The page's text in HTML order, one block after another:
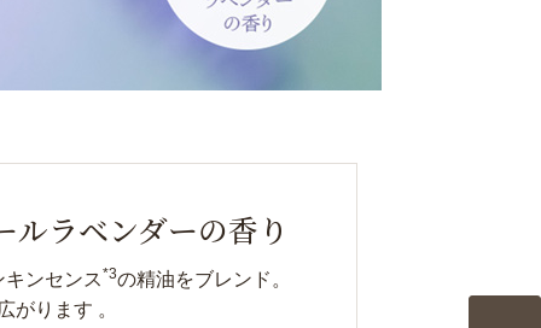
ルラベンダーの香り
キンセンス*3の精油をブレンド。
がります 。